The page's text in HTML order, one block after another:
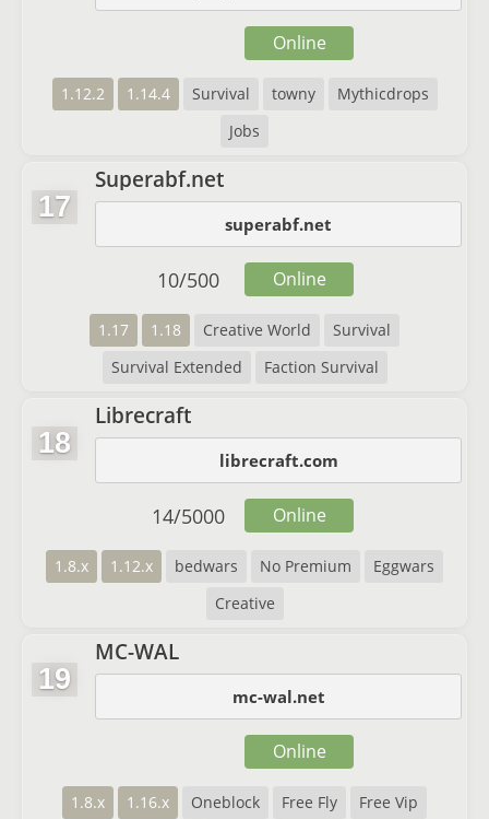
1.12.2 1.14.4 Survival towny
Mythicdrops
Jobs
Online
17
Superabf.net
superabf.net
1.17 1.18 Creative World
Survival
Survival Extended
Faction Survival
10/500 Online
18
Librecraft
librecraft.com
1.8.x 1.12.x bedwars No Premium
Eggwars
Creative
14/5000 Online
19
MC-WAL
mc-wal.net
1.8.x 1.16.x Oneblock Free Fly
Free Vip
Online